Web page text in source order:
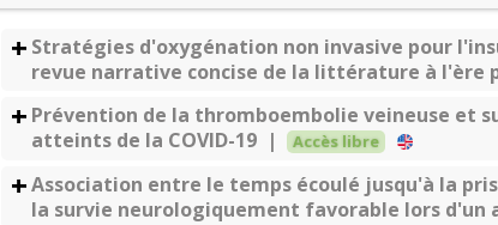
Stratégies d'oxygénation non invasive pour
revue narrative concise de la littérature à l'ère
Prévention de la thromboembolie veineuse et
atteints de la COVID-19 |
Accès libre
Association entre le temps écoulé jusqu'à la
la survie neurologiquement favorable lors